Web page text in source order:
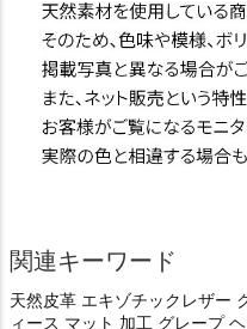
関連キーワード
天然皮革 エキゾチックレザー
ィース マット 加工 グレープ